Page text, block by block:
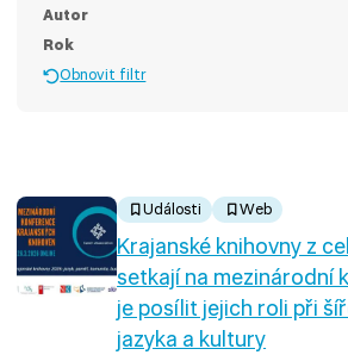
Autor
Rok
Obnovit filtr
Události Web
Krajanské knihovny z
setkají na mezinárodní
je posílit jejich roli při
jazyka a kultury